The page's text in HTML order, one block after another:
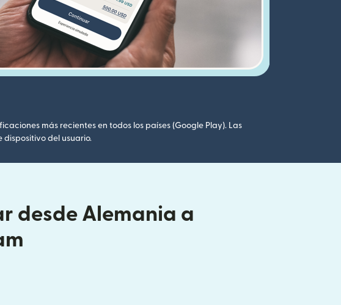
más recientes en todos los países (Google Play). Las
del usuario.
desde Alemania a